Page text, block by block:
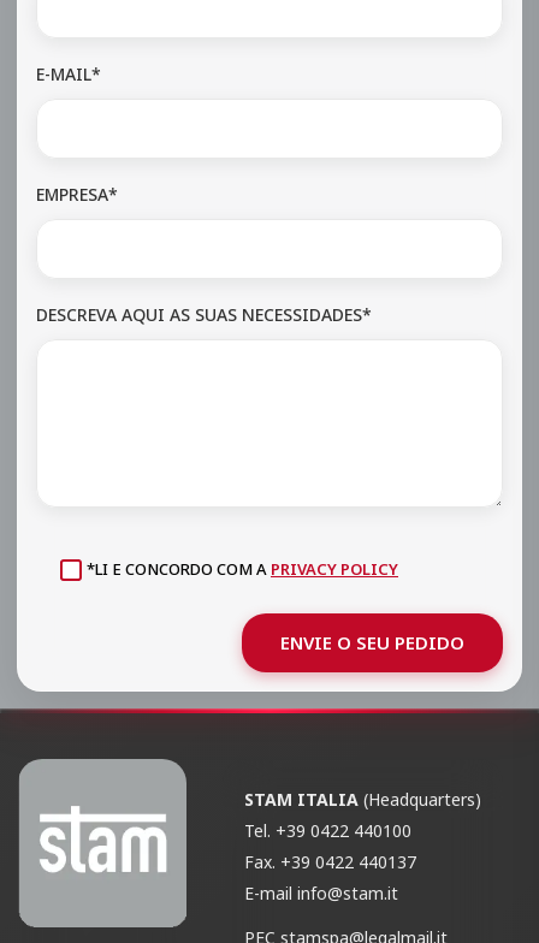
E-MAIL*
EMPRESA*
DESCREVA AQUI AS SUAS NECESSIDADES*
*LI E CONCORDO COM A PRIVACY POLICY
ENVIE O SEU PEDIDO
STAM ITALIA (Headquarters)
Tel. +39 0422 440100
Fax. +39 0422 440137
E-mailinfo@stam.it
PECstamspa@legalmail.it